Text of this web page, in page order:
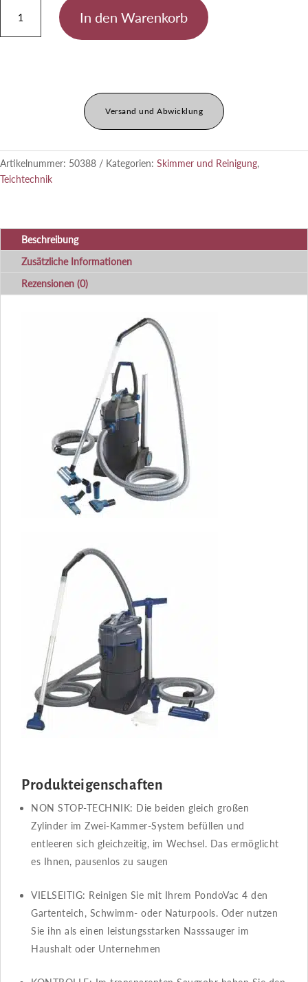
Menge
In den Warenkorb
Versand und Abwicklung
Artikelnummer: 50388 Kategorien: Skimmer und Reinigung,
Teichtechnik
Beschreibung
Zusätzliche Informationen
Rezensionen (0)
Produkteigenschaften
NON STOP-TECHNIK​​: Die beiden gleich großen
Zylinder im Zwei-Kammer-System befüllen und
entleeren sich gleichzeitig, im Wechsel. Das ermöglicht
es Ihnen, pausenlos zu saugen
VIELSEITIG​​: Reinigen Sie mit Ihrem PondoVac 4 den
Gartenteich, Schwimm- oder Naturpools. Oder nutzen
Sie ihn als einen leistungsstarken Nasssauger im
Haushalt oder Unternehmen